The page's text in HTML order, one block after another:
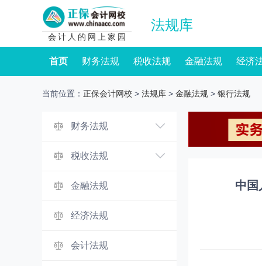
会计人的网上家园
法规库
首页 财务法规 税收法规 金融法规 经济
当前位置： 正保会计网校 > 法规库 > 金融法规 > 银行法规
财务法规
税收法规
金融法规
经济法规
会计法规
中国